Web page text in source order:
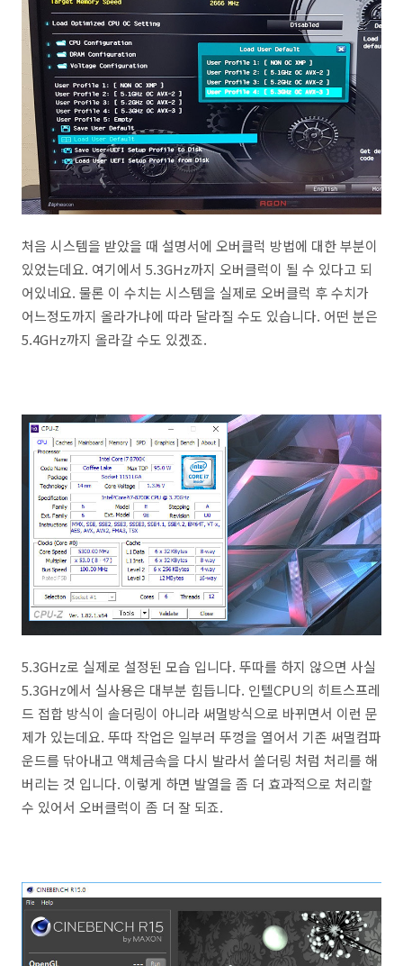
처음 시스템을 받았을 때 설명서에 오버클럭 방법에 대한 부분이
있었는데요. 여기에서 5.3GHz까지 오버클럭이 될 수 있다고 되
어있네요. 물론 이 수치는 시스템을 실제로 오버클럭 후 수치가
어느정도까지 올라가냐에 따라 달라질 수도 있습니다. 어떤 분은
5.4GHz까지 올라갈 수도 있겠죠.
5.3GHz로 실제로 설정된 모습 입니다. 뚜따를 하지 않으면 사실
5.3GHz에서 실사용은 대부분 힘듭니다. 인텔CPU의 히트스프레
드 접합 방식이 솔더링이 아니라 써멀방식으로 바뀌면서 이런 문
제가 있는데요. 뚜따 작업은 일부러 뚜껑을 열어서 기존 써멀컴파
운드를 닦아내고 액체금속을 다시 발라서 쏠더링 처럼 처리를 해
버리는 것 입니다. 이렇게 하면 발열을 좀 더 효과적으로 처리할
수 있어서 오버클럭이 좀 더 잘 되죠.